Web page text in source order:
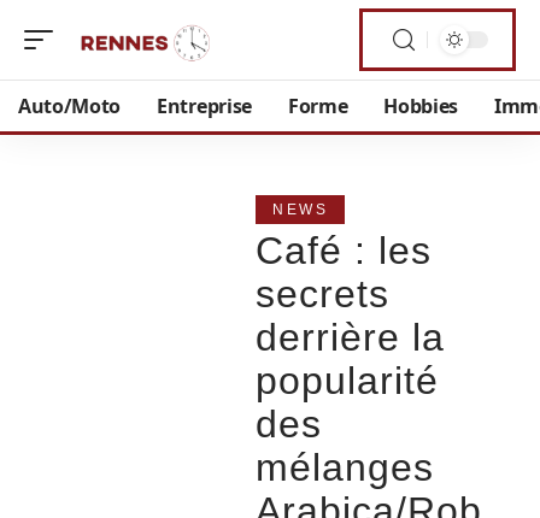
Auto/Moto Entreprise Forme Hobbies
NEWS
Café : les
secrets
derrière la
popularité
des
mélanges